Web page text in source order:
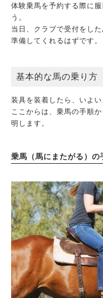
体験乗馬を予約する際に
う。
当日、クラブで受付をし
準備してくれるはずです。
基本的な馬の乗り方
装具を装着したら、いよい
ここからは、乗馬の手順
明します。
乗馬（馬にまたがる）の